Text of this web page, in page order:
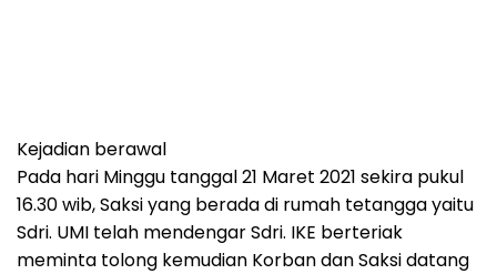
Kejadian berawal
Pada hari Minggu tanggal 21 Maret 2021 sekira pukul
16.30 wib, Saksi yang berada di rumah tetangga yaitu
Sdri. UMI telah mendengar Sdri. IKE berteriak
meminta tolong kemudian Korban dan Saksi datang